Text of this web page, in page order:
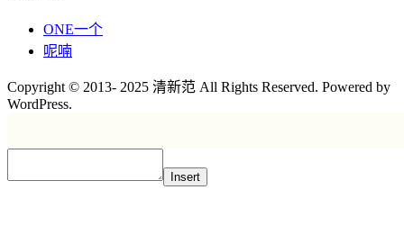
ONE一个
呢喃
Copyright © 2013- 2025 清新范 All Rights Reserved. Powered by
WordPress.
Insert